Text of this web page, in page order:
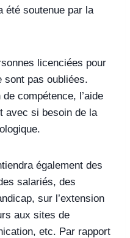
été soutenue par la
licenciées pour
sont pas oubliées.
compétence, l’aide
avec si besoin de la
également des
salariés, des
sur l’extension
aux sites de
etc. Par rapport